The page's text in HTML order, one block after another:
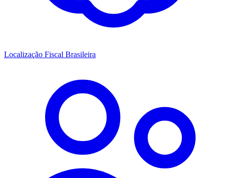
Localização Fiscal Brasileira